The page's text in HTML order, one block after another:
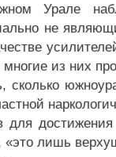
Урале
не
из них
для
лишь